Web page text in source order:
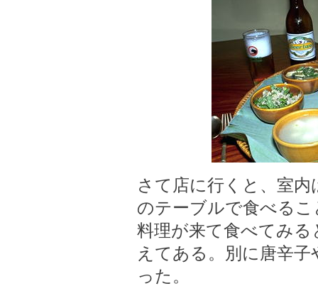
さて店に行くと、室
のテーブルで食べる
料理が来て食べてみ
えてある。別に唐辛
った。